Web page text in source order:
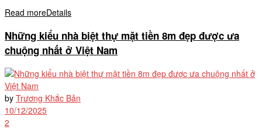
Read moreDetails
Những kiểu nhà biệt thự mặt tiền 8m đẹp được ưa
chuộng nhất ở Việt Nam
by Trương Khắc Bản
10/12/2025
2